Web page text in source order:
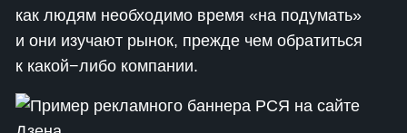
как людям необходимо время «на подумать»
и они изучают рынок, прежде чем обратиться
к какой−либо компании.